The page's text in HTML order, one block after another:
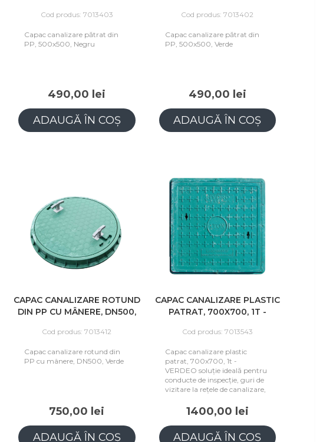
Cod produs: 7013403
Capac canalizare pătrat din
PP, 500x500, Negru
490,00 lei
ADAUGĂ ÎN COȘ
Cod produs: 7013402
Capac canalizare pătrat din
PP, 500x500, Verde
490,00 lei
ADAUGĂ ÎN COȘ
CAPAC CANALIZARE ROTUND
DIN PP CU MÂNERE, DN500,
Cod produs: 7013412
Capac canalizare rotund din
PP cu mânere, DN500, Verde
750,00 lei
ADAUGĂ ÎN COȘ
CAPAC CANALIZARE PLASTIC
PATRAT, 700X700, 1T -
Cod produs: 7013543
Capac canalizare plastic
patrat, 700x700, 1t -
VERDEO soluție ideală pentru
conducte de inspecție, guri de
vizitare la rețele de canalizare,
1400,00 lei
ADAUGĂ ÎN COȘ